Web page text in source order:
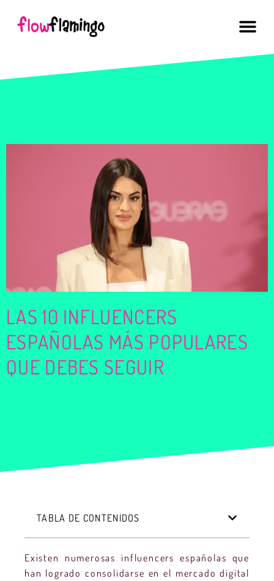
LAS 10 INFLUENCERS
ESPAÑOLAS MÁS POPULARES
QUE DEBES SEGUIR
TABLA DE CONTENIDOS
Existen numerosas influencers españolas que
han logrado consolidarse en el mercado digital